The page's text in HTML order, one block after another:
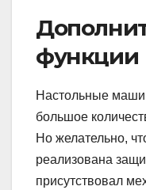
функции
Настольные
большое
Но желательно,
реализована
присутствовал